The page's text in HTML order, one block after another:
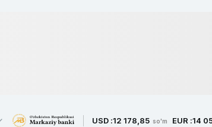
USD :12 178,85 so'm EUR :14